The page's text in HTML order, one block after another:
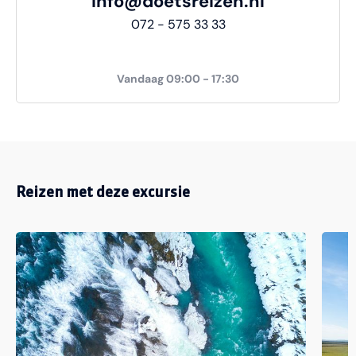
072 - 575 33 33
Vandaag 09:00 - 17:30
Reizen met deze excursie